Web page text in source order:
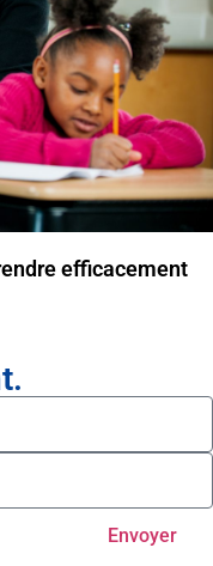
efficacement
Envoyer